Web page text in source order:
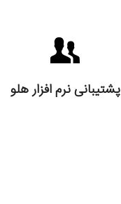
پشتیبانی نرم افزار هلو